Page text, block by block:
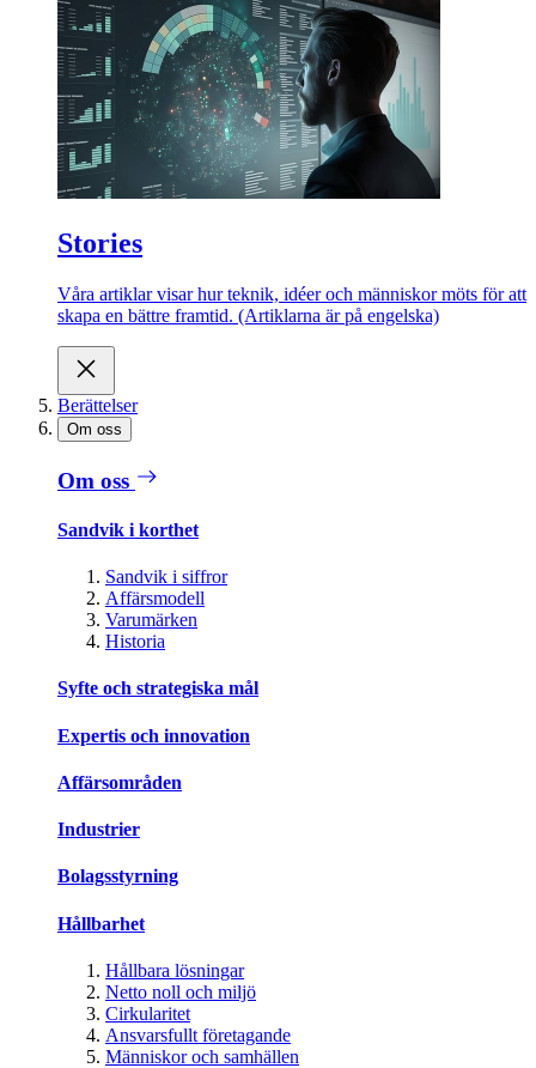
Stories
Våra artiklar visar hur teknik, idéer och människor möts för att
skapa en bättre framtid. (Artiklarna är på engelska)
Berättelser
Om oss
Om oss
Sandvik i korthet
Sandvik i siffror
Affärsmodell
Varumärken
Historia
Syfte och strategiska mål
Expertis och innovation
Affärsområden
Industrier
Bolagsstyrning
Hållbarhet
Hållbara lösningar
Netto noll och miljö
Cirkularitet
Ansvarsfullt företagande
Människor och samhällen